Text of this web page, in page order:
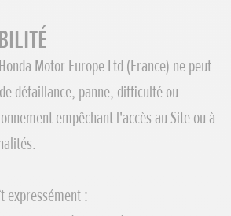
Motor Europe Ltd (France) ne peut
défaillance, panne, difficulté ou
empêchant l'accès au Site ou à
expressément :